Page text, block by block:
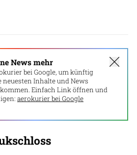
News mehr
bei Google, um künftig
neuesten Inhalte und News
Einfach Link öffnen und
aerokurier bei Google